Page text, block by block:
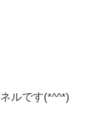
ルです(*^^*)